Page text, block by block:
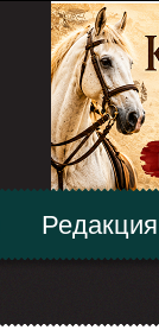
Редакция